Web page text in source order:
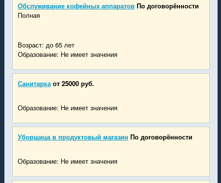
Обслуживание кофейных аппаратов По договорённости
Полная
Возраст: до 65 лет
Образование: Не имеет значения
Санитарка от 25000 руб.
Образование: Не имеет значения
Уборщица в продуктовый магазин По договорённости
Образование: Не имеет значения